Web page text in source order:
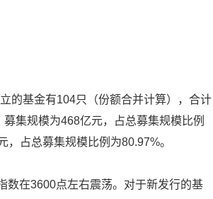
的基金有104只（份额合并计算），合计
集规模为468亿元，占总募集规模比例
占总募集规模比例为80.97%。
数在3600点左右震荡。对于新发行的基